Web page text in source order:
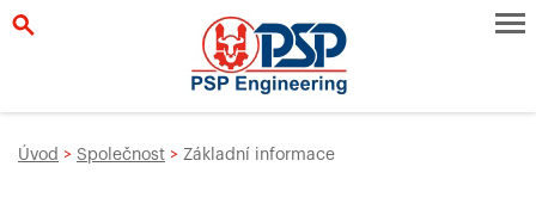
Úvod > Společnost > Základní informace